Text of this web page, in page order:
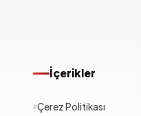
İçerikler
Çerez Politikası